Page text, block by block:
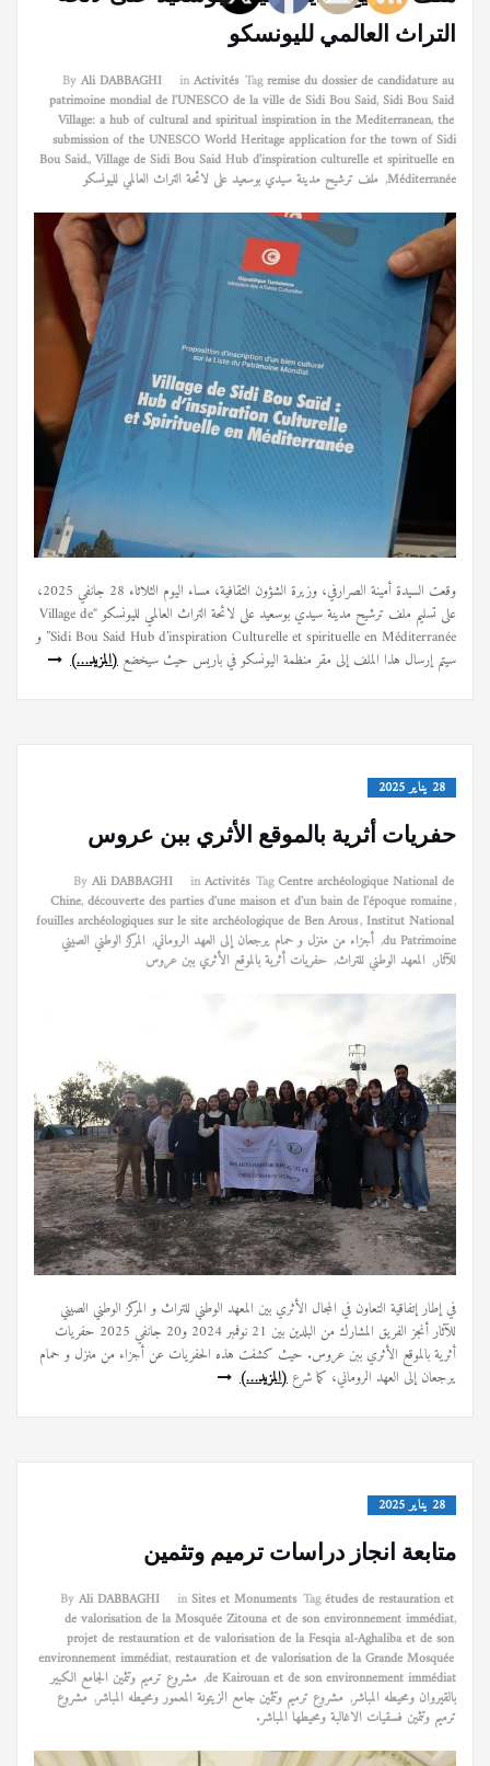
التراث العالمي لليونسكو
ByAli DABBAGHI inActivités Tagremise du dossier de candidature au
patrimoine mondial de l'UNESCO de la ville de Sidi Bou Said,Sidi Bou Said
Village: a hub of cultural and spiritual inspiration in the Mediterranean,the
submission of the UNESCO World Heritage application for the town of Sidi
Bou Said.,Village de Sidi Bou Said Hub d'inspiration culturelle et spirituelle en
Méditerranée
, ملف ترشيح مدينة سيدي بوسعيد على لائحة التراث العالمي لليونسكو
وقعت السيدة أمينة الصرارفي، وزيرة الشؤون الثقافية، مساء اليوم الثلاثاء 28 جانفي 2025،
على تسليم ملف ترشيح مدينة سيدي بوسعيد على لائحة التراث العالمي لليونسكو “Village de
Sidi Bou Said Hub d’inspiration Culturelle et spirituelle en Méditerranée” و
سيتم إرسال هذا الملف إلى مقر منظمة اليونسكو في باريس حيث سيخضع(المزيد…)
28 يناير 2025
حفريات أثرية بالموقع الأثري ببن عروس
ByAli DABBAGHI inActivités TagCentre archéologique National de
Chine,découverte des parties d'une maison et d'un bain de l'époque romaine,
fouilles archéologiques sur le site archéologique de Ben Arous,Institut National
du Patrimoine
, أجزاء من منزل و حمام يرجعان إلى العهد الروماني, المركز الوطني الصيني
للآثار, المعهد الوطني للتراث, حفريات أثرية بالموقع الأثري ببن عروس
في إطار إتفاقية التعاون في المجال الأثري بين المعهد الوطني للتراث و المركز الوطني الصيني
للآثار أنجز الفريق المشارك من البلدين بين 21 نوفمبر 2024 و20 جانفي 2025 حفريات
أثرية بالموقع الأثري ببن عروس. حيث كشفت هذه الحفريات عن أجزاء من منزل و حمام
يرجعان إلى العهد الروماني، كما شرع(المزيد…)
28 يناير 2025
متابعة انجاز دراسات ترميم وتثمين
ByAli DABBAGHI inSites et Monuments Tagétudes de restauration et
de valorisation de la Mosquée Zitouna et de son environnement immédiat,
projet de restauration et de valorisation de la Fesqia al-Aghaliba et de son
environnement immédiat,restauration et de valorisation de la Grande Mosquée
de Kairouan et de son environnement immédiat
, مشروع ترميم وتثمين الجامع الكبير
بالقيروان ومحيطه المباشر, مشروع ترميم وتثمين جامع الزيتونة المعمور ومحيطه المباشر,مشروع
ترميم وتثمين فسقيات الاغالبة ومحيطها المباشر.